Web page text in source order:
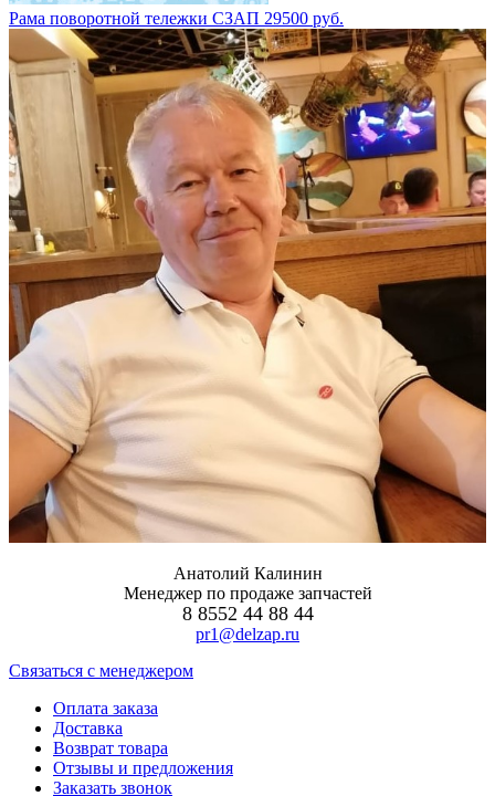
Рама поворотной тележки СЗАП 29500 руб.
Анатолий Калинин
Менеджер по продаже запчастей
8 8552 44 88 44
pr1@delzap.ru
Cвязаться с менеджером
Оплата заказа
Доставка
Возврат товара
Отзывы и предложения
Заказать звонок